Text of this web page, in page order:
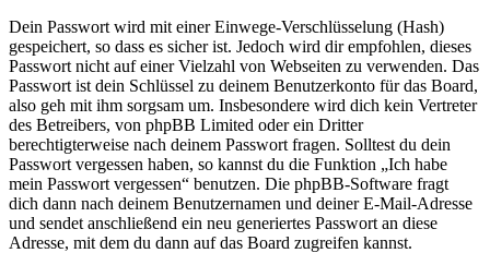
Dein Passwort wird mit einer Einwege-Verschlüsselung (Hash)
gespeichert, so dass es sicher ist. Jedoch wird dir empfohlen, dieses
Passwort nicht auf einer Vielzahl von Webseiten zu verwenden. Das
Passwort ist dein Schlüssel zu deinem Benutzerkonto für das Board,
also geh mit ihm sorgsam um. Insbesondere wird dich kein Vertreter
des Betreibers, von phpBB Limited oder ein Dritter
berechtigterweise nach deinem Passwort fragen. Solltest du dein
Passwort vergessen haben, so kannst du die Funktion „Ich habe
mein Passwort vergessen“ benutzen. Die phpBB-Software fragt
dich dann nach deinem Benutzernamen und deiner E-Mail-Adresse
und sendet anschließend ein neu generiertes Passwort an diese
Adresse, mit dem du dann auf das Board zugreifen kannst.